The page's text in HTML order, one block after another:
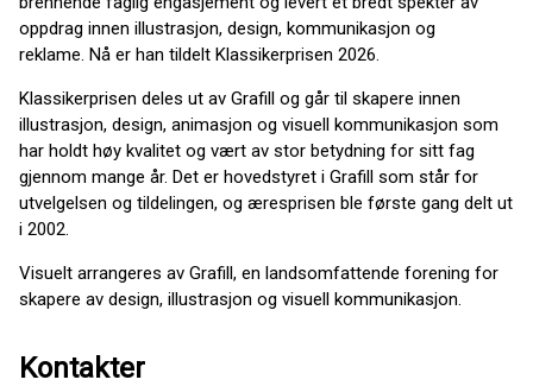
oppdrag innen illustrasjon, design, kommunikasjon og
reklame. Nå er han tildelt Klassikerprisen 2026.
Klassikerprisen deles ut av Grafill og går til skapere innen
illustrasjon, design, animasjon og visuell kommunikasjon som
har holdt høy kvalitet og vært av stor betydning for sitt fag
gjennom mange år. Det er hovedstyret i Grafill som står for
utvelgelsen og tildelingen, og æresprisen ble første gang delt ut
i 2002.
Visuelt arrangeres av Grafill, en landsomfattende forening for
skapere av design, illustrasjon og visuell kommunikasjon.
Kontakter